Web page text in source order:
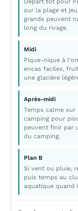
sur la plage et
grands peuvent
long du rivage.
Midi
Pique-nique à
encas faciles,
une glacière
Après-midi
Temps calme
camping pour
peuvent finir par
du camping.
Plan B
Si vent ou pluie,
puis temps au
aquatique quand